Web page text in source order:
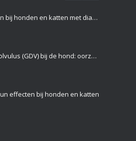
Glucosesensoren bij honden en katten met diabetes: hoe werken ze en zijn ze beter dan een prik in het oor?
Maag-dilatatie-volvulus (GDV) bij de hond: oorzaken, symptomen en behandeling
effecten bij honden en katten